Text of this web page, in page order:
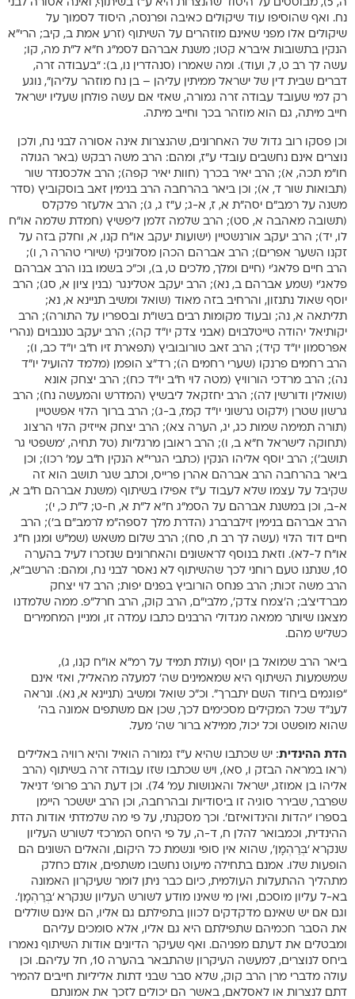
ה, 5), מבוססים על היסוד שהנצרות היא ע”ז בשיתוף, ואינה אסורה לבני
נח. ואף שהוסיפו עוד שיקולים כאיבה ופרנסה, היסוד לסמוך על
שיקולים אלו מפני שאינם מוזהרים על השיתוף (זרע אמת ב, קיב; הרי”א
הנקין בתשובות איברא קטו; משנת אברהם לסמ”ג ח”א ל”ת מה, קו;
עשה לך רב ט, ל, ועוד). ומה שאמרו (סנהדרין נו, ב): “בעבודה זרה,
דברים שבית דין של ישראל ממיתין עליהן – בן נח מוזהר עליהן”, נוגע
רק למי שעובד עבודה זרה גמורה, שאזי אם עשה פולחן שעליו ישראל
חייב מיתה, גם הוא מוזהר בכך וחייב מיתה.
וכן פסקו רוב גדול של האחרונים, שהנצרות אינה אסורה לבני נח, ולכן
נוצרים אינם נחשבים עובדי ע”ז, ומהם: הרב משה רבקש (באר הגולה
חו”מ תכה, א); הרב יאיר בכרך (חוות יאיר קפה); הרב אלכסנדר שור
(תבואות שור ד, א); וכן ביאר בהרחבה הרב בנימין זאב בוסקוביץ (סדר
משנה על רמב”ם יסה”ת א, ז, א-ג; ע”ז ג, ג); הרב אלעזר פלקלס
(תשובה מאהבה א, סט); הרב שלמה זלמן ליפשיץ (חמדת שלמה או”ח
לו, יד); הרב יעקב אורנשטיין (ישועות יעקב או”ח קנו, א, וחלק בזה על
זקנו השער אפרים); הרב אברהם הכהן מסלוניקי (שיורי טהרה ר, ו);
הרב חיים פלאג’י (חיים ומלך, מלכים ט, ב), וכ”כ בשמו בנו הרב אברהם
פלאג’י (שמע אברהם ב, נא); הרב יעקב אטלינגר (בנין ציון א, סג); הרב
יוסף שאול נתנזון, והרחיב בזה מאוד (שואל ומשיב תניינא א, נא;
תליתאה א, נה; ובעוד מקומות רבים בשו”ת ובספריו על התורה); הרב
יקותיאל יהודה טייטלבוים (אבני צדק יו”ד קה); הרב יעקב טננבוים (נהרי
אפרסמון יו”ד קיד); הרב זאב טורובוביץ (תפארת זיו ח”ב יו”ד כב, ו);
הרב רחמים פרנקו (שערי רחמים ה); רד”צ הופמן (מלמד להועיל יו”ד
נה); הרב מרדכי הורוויץ (מטה לוי ח”ב יו”ד כח); הרב יצחק אונא
(שואלין ודורשין לה); הרב יחזקאל ליבשיץ (המדרש והמעשה נח); הרב
גרשון שטרן (ילקוט גרשוני יו”ד קמז, ב-ג); הרב ברוך הלוי אפשטיין
(תורה תמימה שמות כג, יג, הערה צא); הרב יצחק אייזיק הלוי הרצוג
(תחוקה לישראל ח”א ב, ו); הרב ראובן מרגליות (טל תחיה, ‘משפטי גר
תושב’); הרב יוסף אליהו הנקין (כתבי הגרי”א הנקין ח”ב עמ’ רכו); וכן
ביאר בהרחבה הרב אברהם אהרן פרייס, וכתב שגר תושב הוא זה
שקיבל על עצמו שלא לעבוד ע”ז אפילו בשיתוף (משנת אברהם ח”ב א,
א-ב, וכן במשנת אברהם על הסמ”ג ח”א ל”ת א, ח-ט; ל”ת כ, י);
הרב אברהם בנימין זילברברג (הדרת מלך לספה”מ לרמב”ם ב’); הרב
חיים דוד הלוי (עשה לך רב ח, סח); הרב שלום משאש (שמ”ש ומגן ח”ג
או”ח ל-לא). וזאת בנוסף לראשונים והאחרונים שנזכרו לעיל בהערה
10, שנתנו טעם רוחני לכך שהשיתוף לא נאסר לבני נח, ומהם: הרשב”א,
הרב משה זכות; הרב פנחס הורוביץ בפנים יפות; הרב לוי יצחק
מברדיצ’ב; ה’צמח צדק’, מלבי”ם, הרב קוק, הרב חרל”פ. ממה שלמדנו
מצאנו שיותר ממאה מגדולי הרבנים כתבו עמדה זו, ומניין המחמירים
כשליש מהם.
ביאר הרב שמואל בן יוסף (עולת תמיד על רמ”א או”ח קנו, ג),
שמשמעות השיתוף היא שמאמינים שה’ למעלה מהאליל, ואזי אינם
“פוגמים ביחוד השם יתברך”. וכ”כ שואל ומשיב (תניינא א, נא). ונראה
לענ”ד שכל המקילים מסכימים לכך, שכן אם משתפים אמונה בה’
שהוא מופשט וכל יכול, ממילא ברור שה’ מעל.
הדת ההינדית: יש שכתבו שהיא ע”ז גמורה הואיל והיא רוויה באלילים
(ראו במראה הבזק ו, סא), ויש שכתבו שזו עבודה זרה בשיתוף (הרב
אליהו בן אמוזג, ישראל והאנושות עמ’ 74). וכן דעת הרב פרופ’ דניאל
שפרבר, שבירר סוגיה זו ביסודיות ובהרחבה, וכן הרב יששכר היימן
בספרו ‘יהדות והינדואיזם’. וכך מסקנתי, על פי מה שלמדתי אודות הדת
ההינדית, וכמבואר להלן ח, ד-ה, על פי היחס המרכזי לשורש העליון
שנקרא ‘בְּרַהְמָן’, שהוא אין סופי ונשמת כל היקום, והאלים השונים הם
הופעות שלו. אמנם בתחילה מיעוט נחשבו משתפים, אולם כחלק
מתהליך ההתעלות העולמית, כיום כבר ניתן לומר שעיקרון האמונה
בא-ל עליון מוסכם, ואין מי שאינו מודע לשורש העליון שנקרא ‘בְּרַהְמָן’.
וגם אם יש שאינם מדקדקים לכוון בתפילתם גם אליו, הם אינם שוללים
את הסבר חכמיהם שתפילתם היא גם אליו, אלא סומכים עליהם
ומבטלים את דעתם מפניהם. ואף שעיקר הדיונים אודות השיתוף נאמרו
ביחס לנוצרים, למעשה העיקרון שהתבאר בהערה 10, חל עליהם. וכן
עולה מדברי מרן הרב קוק, שלא סבר שבני דתות אליליות חייבים להמיר
דתם לנצרות או לאסלאם, באשר הם יכולים לזכך את אמונתם